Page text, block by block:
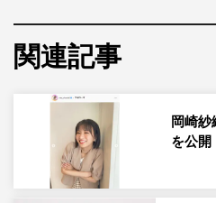
し、写真を公開した。
岡崎は「花エス10話見て下さ
ます 文化祭。メイドさん。
笑 ポーズは逆にして、キュ
とわがままを快く聞き入れて
関連記事
岡崎紗
を公